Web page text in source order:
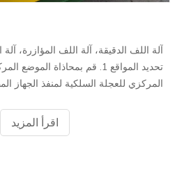
تحديد المواقع 1. قم بمحاذاة
اقرأ المزيد